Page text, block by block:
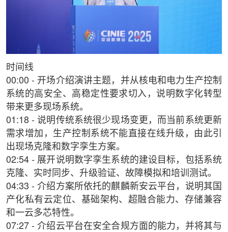
时间线
00:00 - 开场介绍演讲主题，并从核电和电力生产控制
系统的高安全、高稳定性要求切入，说明数字化转型
带来更多现场系统。
01:18 - 说明传统系统很少现场变更，而当前系统更新
需求增加，生产控制系统不能直接在线升级，由此引
出现场克隆和数字孪生方案。
02:54 - 展开说明数字孪生系统的建设目标，包括系统
克隆、实时同步、升级验证、故障模拟和培训测试。
04:33 - 介绍方案所依托的麒麟新安云平台，说明其国
产化私有云定位、基础架构、超融合能力、存储兼容
和一云多芯特性。
07:27 - 介绍云平台在安全合规方面的能力，并将其与